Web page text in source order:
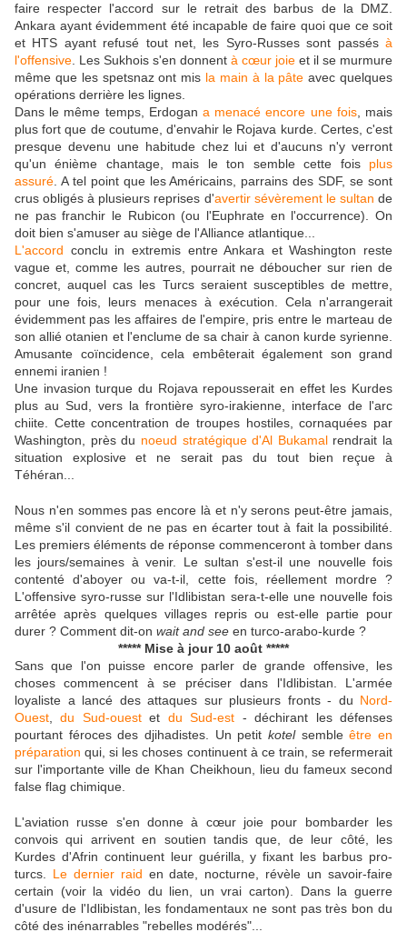
faire respecter l'accord sur le retrait des barbus de la DMZ.
Ankara ayant évidemment été incapable de faire quoi que ce soit
et HTS ayant refusé tout net, les Syro-Russes sont passés à
l'offensive . Les Sukhois s'en donnent à cœur joie et il se murmure
même que les spetsnaz ont mis la main à la pâte avec quelques
opérations derrière les lignes.
Dans le même temps, Erdogan a menacé encore une fois, mais
plus fort que de coutume, d'envahir le Rojava kurde. Certes, c'est
presque devenu une habitude chez lui et d'aucuns n'y verront
qu'un énième chantage, mais le ton semble cette fois plus
assuré . A tel point que les Américains, parrains des SDF, se sont
crus obligés à plusieurs reprises d'avertir sévèrement le sultan de
ne pas franchir le Rubicon (ou l'Euphrate en l'occurrence). On
doit bien s'amuser au siège de l'Alliance atlantique...
L'accord conclu in extremis entre Ankara et Washington reste
vague et, comme les autres, pourrait ne déboucher sur rien de
concret, auquel cas les Turcs seraient susceptibles de mettre,
pour une fois, leurs menaces à exécution. Cela n'arrangerait
évidemment pas les affaires de l'empire, pris entre le marteau de
son allié otanien et l'enclume de sa chair à canon kurde syrienne.
Amusante coïncidence, cela embêterait également son grand
ennemi iranien !
Une invasion turque du Rojava repousserait en effet les Kurdes
plus au Sud, vers la frontière syro-irakienne, interface de l'arc
chiite. Cette concentration de troupes hostiles, cornaquées par
Washington, près du noeud stratégique d'Al Bukamalrendrait la
situation explosive et ne serait pas du tout bien reçue à
Téhéran...
Nous n'en sommes pas encore là et n'y serons peut-être jamais,
même s'il convient de ne pas en écarter tout à fait la possibilité.
Les premiers éléments de réponse commenceront à tomber dans
les jours/semaines à venir. Le sultan s'est-il une nouvelle fois
contenté d'aboyer ou va-t-il, cette fois, réellement mordre ?
L'offensive syro-russe sur l'Idlibistan sera-t-elle une nouvelle fois
arrêtée après quelques villages repris ou est-elle partie pour
durer ? Comment dit-on wait and see en turco-arabo-kurde ?
***** Mise à jour 10 août *****
Sans que l'on puisse encore parler de grande offensive, les
choses commencent à se préciser dans l'Idlibistan. L'armée
loyaliste a lancé des attaques sur plusieurs fronts - du Nord-
Ouest ,du Sud-ouestet du Sud-est - déchirant les défenses
pourtant féroces des djihadistes. Un petit kotelsembleêtre en
préparation qui, si les choses continuent à ce train, se refermerait
sur l'importante ville de Khan Cheikhoun, lieu du fameux second
false flag chimique.
L'aviation russe s'en donne à cœur joie pour bombarder les
convois qui arrivent en soutien tandis que, de leur côté, les
Kurdes d'Afrin continuent leur guérilla, y fixant les barbus pro-
turcs. Le dernier raid en date, nocturne, révèle un savoir-faire
certain (voir la vidéo du lien, un vrai carton). Dans la guerre
d'usure de l'Idlibistan, les fondamentaux ne sont pas très bon du
côté des inénarrables "rebelles modérés"...